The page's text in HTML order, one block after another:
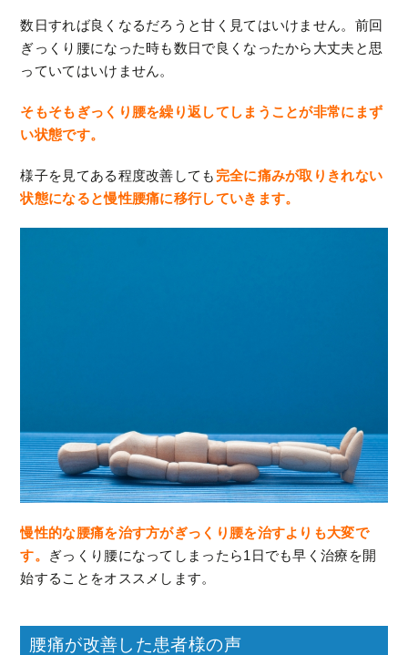
数日すれば良くなるだろうと甘く見てはいけません。前回
ぎっくり腰になった時も数日で良くなったから大丈夫と思
っていてはいけません。
そもそもぎっくり腰を繰り返してしまうことが非常にまず
い状態です。
様子を見てある程度改善しても 完全に痛みが取りきれない
状態になると慢性腰痛に移行していきます。
慢性的な腰痛を治す方がぎっくり腰を治すよりも大変で
す。
ぎっくり腰になってしまったら1日でも早く治療を開
始することをオススメします。
腰痛が改善した患者様の声